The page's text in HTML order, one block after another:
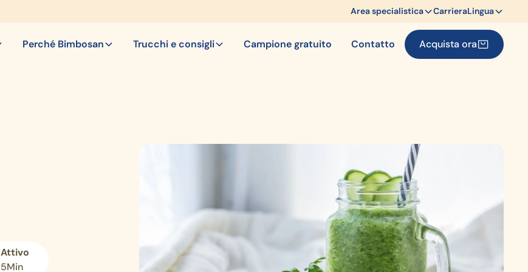
Area specialistica CarrieraLingua
Perché Bimbosan Trucchi e consigli Campione gratuito Contatto Acquista ora
Attivo
5Min